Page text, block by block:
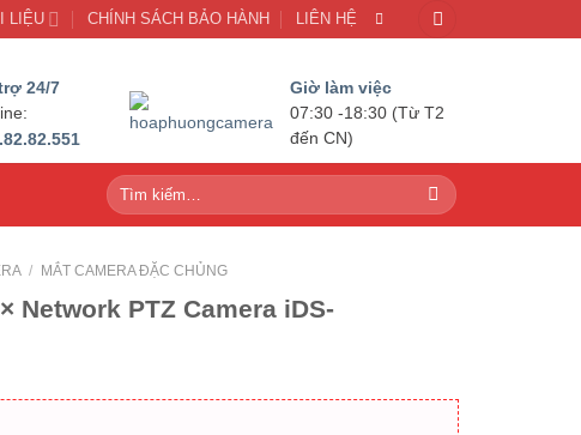
LIỆU CHÍNH SÁCH BẢO HÀNH LIÊN HỆ
24/7 Giờ làm việc
07:30 -18:30 (Từ T2
đến CN)
Tìm
kiếm:
/ MẮT CAMERA ĐẶC CHỦNG
Network PTZ Camera iDS-